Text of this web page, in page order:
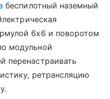
беспилотный наземный
6x6 и поворотом
модульной
перенастраивать
ретрансляцию